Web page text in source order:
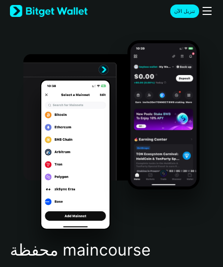
English
日本語
Türkçe
Português (Portugal)
Bahasa Indonesia
Português (Brasil)
Español (Argentina)
تنزيل الآن
محفظة maincourse